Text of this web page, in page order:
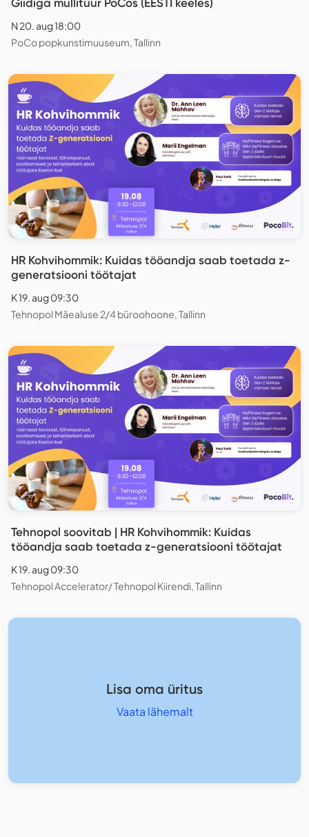
N 20. aug 18:00
PoCo popkunstimuuseum, Tallinn
HR Kohvihommik: Kuidas tööandja saab toetada z-
generatsiooni töötajat
K 19. aug 09:30
Tehnopol Mäealuse 2/4 büroohoone, Tallinn
Tehnopol soovitab | HR Kohvihommik: Kuidas
tööandja saab toetada z-generatsiooni töötajat
K 19. aug 09:30
Tehnopol Accelerator/ Tehnopol Kiirendi, Tallinn
Lisa oma üritus
Vaata lähemalt